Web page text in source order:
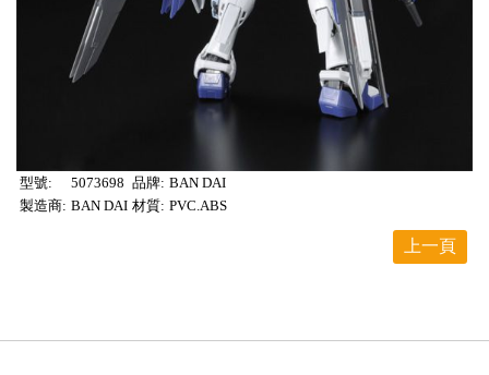
型號: 5073698 品牌: BAN DAI
製造商: BAN DAI 材質: PVC.ABS
上一頁